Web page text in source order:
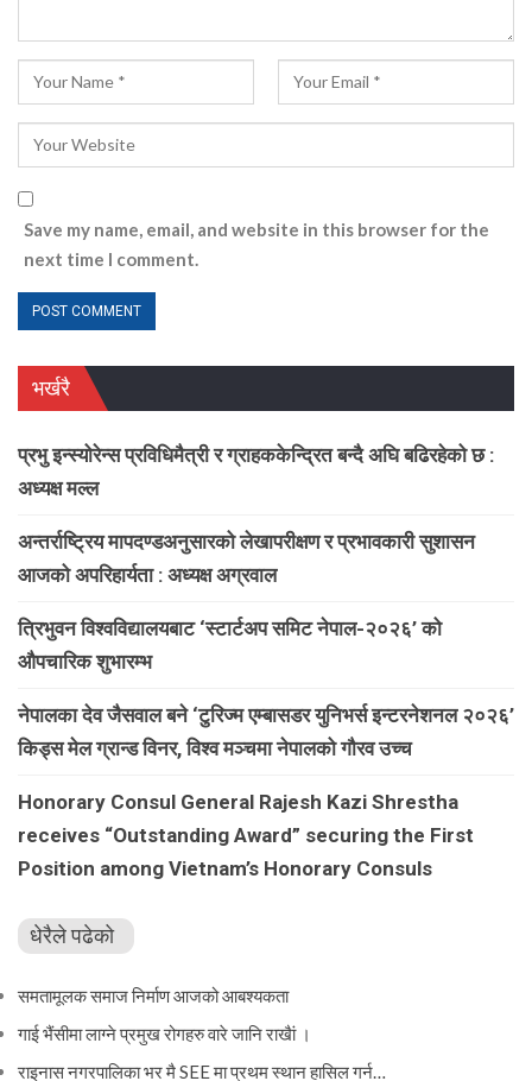
Save my name, email, and website in this browser for the
next time I comment.
भर्खरै
प्रभु इन्स्योरेन्स प्रविधिमैत्री र ग्राहककेन्द्रित बन्दै अघि बढिरहेको छ :
अध्यक्ष मल्ल
अन्तर्राष्ट्रिय मापदण्डअनुसारको लेखापरीक्षण र प्रभावकारी सुशासन
आजको अपरिहार्यता : अध्यक्ष अग्रवाल
त्रिभुवन विश्वविद्यालयबाट ‘स्टार्टअप समिट नेपाल-२०२६’ को
औपचारिक शुभारम्भ
नेपालका देव जैसवाल बने ‘टुरिज्म एम्बासडर युनिभर्स इन्टरनेशनल २०२६’
किड्स मेल ग्रान्ड विनर, विश्व मञ्चमा नेपालको गौरव उच्च
Honorary Consul General Rajesh Kazi Shrestha
receives “Outstanding Award” securing the First
Position among Vietnam’s Honorary Consuls
धेरैले पढेको
समतामूलक समाज निर्माण आजको आबश्यकता
गाई भैंसीमा लाग्ने प्रमुख रोगहरु वारे जानि राखैां ।
राइनास नगरपालिका भर मै SEE मा प्रथम स्थान हासिल गर्न…